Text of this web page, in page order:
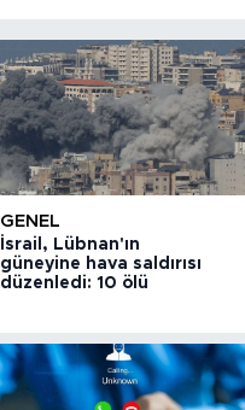
GENEL
İsrail, Lübnan'ın
güneyine hava saldırısı
düzenledi: 10 ölü